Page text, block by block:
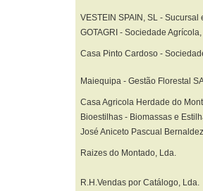
VESTEIN SPAIN, SL - Sucursal
GOTAGRI - Sociedade
Casa Pinto Cardoso -
Maiequipa - Gestão Florestal
Casa Agricola Herdade do
Bioestilhas - Biomassas e
José Aniceto Pascual Bernaldez
Raizes do Montado, Lda.
R.H.Vendas por Catálogo, Lda.